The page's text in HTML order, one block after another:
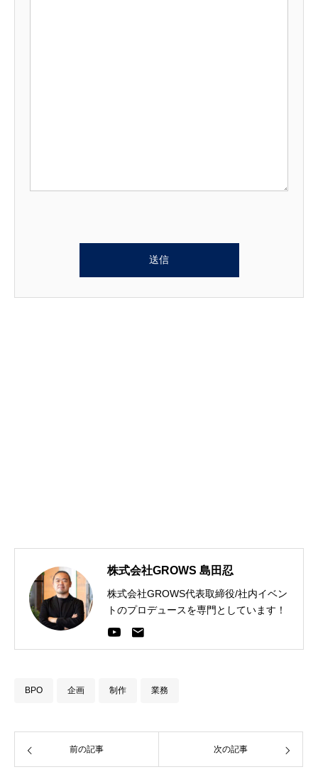
株式会社GROWS 島田忍
株式会社GROWS代表取締役/社内イベン
トのプロデュースを専門としています！
BPO 企画 制作 業務
前の記事 次の記事